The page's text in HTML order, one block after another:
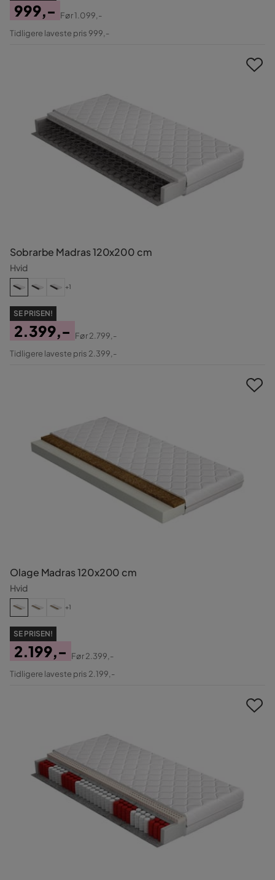
Pris
999,-
Original
Før1.099,-
Tidligere laveste pris 999,-
Sobrarbe Madras 120x200 cm
Hvid
+1
SE PRISEN!
Pris
2.399,-
Original
Før2.799,-
Tidligere laveste pris 2.399,-
Olage Madras 120x200 cm
Hvid
+1
SE PRISEN!
Pris
2.199,-
Original
Før2.399,-
Tidligere laveste pris 2.199,-